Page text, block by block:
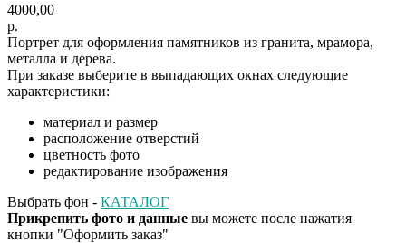
4000,00
р.
Портрет для оформления памятников из гранита, мрамора,
металла и дерева.
При заказе выберите в выпадающих окнах следующие
характеристики:
материал и размер
расположение отверстий
цветность фото
редактирование изображения
Выбрать фон - КАТАЛОГ
Прикрепить фото и данные вы можете после нажатия
кнопки "Оформить заказ"